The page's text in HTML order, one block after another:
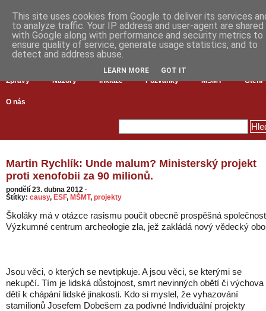
Zprávy Názory Inkluze Pozvánky MŠMT Čtení
O nás
Martin Rychlík: Unde malum? Ministerský projekt
proti xenofobii za 90 milionů.
pondělí 23. dubna 2012 ·
Štítky: causy, ESF, MŠMT, projekty
Školáky má v otázce rasismu poučit obecně prospěšná společnost
Výzkumné centrum archeologie zla, jež zakládá nový vědecký
Jsou věci, o kterých se nevtipkuje. A jsou věci, se kterými se
nekupčí. Tím je lidská důstojnost, smrt nevinných obětí či výchova
dětí k chápání lidské jinakosti. Kdo si myslel, že vyhazování
stamilionů Josefem Dobešem za podivné Individuální projekty
This site uses cookies from Google to deliver its services
to analyze traffic. Your IP address and user-agent are shared
with Google along with performance and security metrics to
ensure quality of service, generate usage statistics, and to
detect and address abuse.
LEARN MORE GOT IT